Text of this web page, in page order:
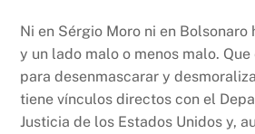
Ni en Sérgio Moro ni en Bolsonaro
y un lado malo o menos malo.
para desenmascarar y
tiene vínculos directos con el
Justicia de los Estados Unidos y,